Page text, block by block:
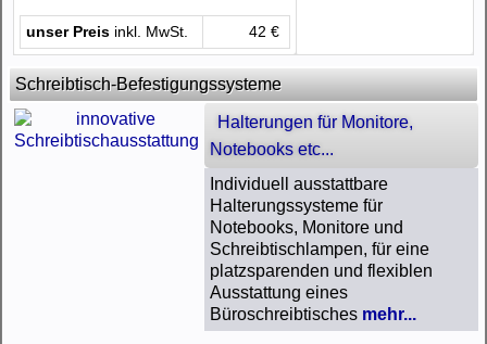
unser Preis inkl. MwSt. 42 €
Schreibtisch-Befestigungssysteme
Halterungen für Monitore,
Notebooks etc...
Individuell ausstattbare
Halterungssysteme für
Notebooks, Monitore und
Schreibtischlampen, für eine
platzsparenden und flexiblen
Ausstattung eines
Büroschreibtisches mehr...